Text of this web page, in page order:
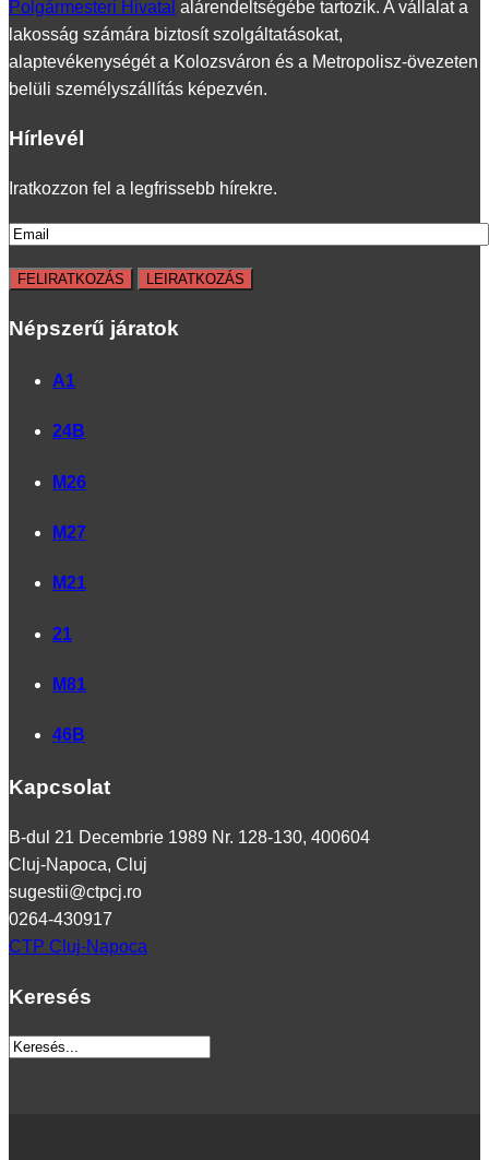
Polgármesteri Hivatal alárendeltségébe tartozik. A vállalat a
lakosság számára biztosít szolgáltatásokat,
alaptevékenységét a Kolozsváron és a Metropolisz-övezeten
belüli személyszállítás képezvén.
Hírlevél
Iratkozzon fel a legfrissebb hírekre.
Népszerű járatok
A1
24B
M26
M27
M21
21
M81
46B
Kapcsolat
B-dul 21 Decembrie 1989 Nr. 128-130, 400604
Cluj-Napoca, Cluj
sugestii@ctpcj.ro
0264-430917
CTP Cluj-Napoca
Keresés